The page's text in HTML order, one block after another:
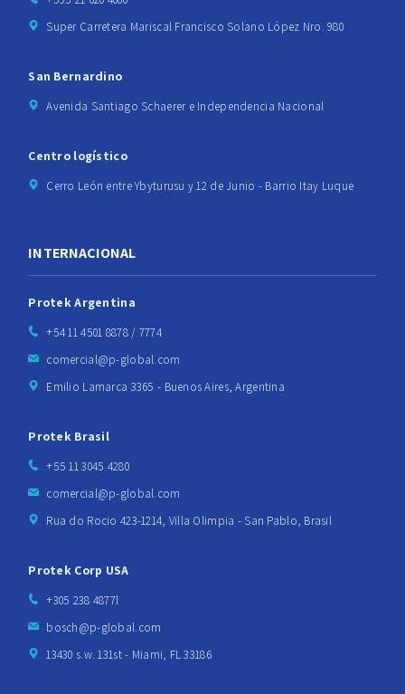
Super Carretera Mariscal Francisco Solano López Nro. 980
San Bernardino
Avenida Santiago Schaerer e Independencia Nacional
Centro logístico
Cerro León entre Ybyturusu y 12 de Junio - Barrio Itay Luque
INTERNACIONAL
Protek Argentina
+54 11 4501 8878 / 7774
comercial@p-global.com
Emilio Lamarca 3365 - Buenos Aires, Argentina
Protek Brasil
+55 11 3045 4280
comercial@p-global.com
Rua do Rocio 423-1214, Villa Olimpia - San Pablo, Brasil
Protek Corp USA
+305 238 4877l
bosch@p-global.com
13430 s.w. 131st - Miami, FL 33186